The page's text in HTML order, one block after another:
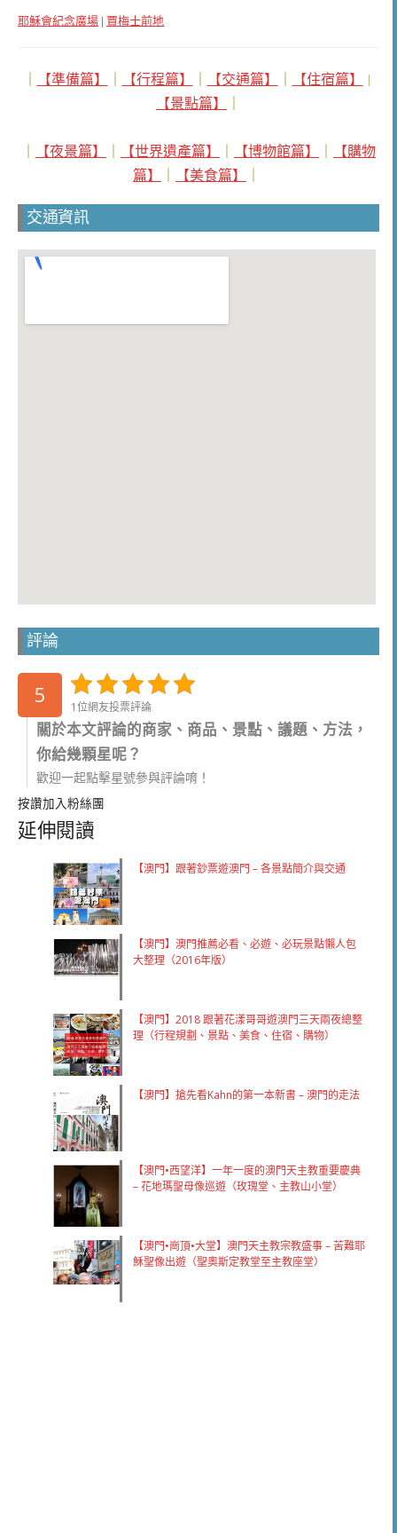
耶穌會紀念廣場 | 賈梅士前地
【準備篇】 【行程篇】 【交通篇】 【住宿篇】
【景點篇】
【夜景篇】 【世界遺產篇】 【博物館篇】
【購物
篇】
【美食篇】
交通資訊
評論
5 1位網友投票評論
關於本文評論的商家、商品、景點、議題、方法，
你給幾顆星呢？
歡迎一起點擊星號參與評論唷！
按讚加入粉絲團
延伸閱讀
【澳門】跟著鈔票遊澳門 – 各景點簡介與交通
【澳門】澳門推薦必看、必遊、必玩景點懶人包
大整理（2016年版）
【澳門】2018 跟著花漾哥哥遊澳門三天兩夜總整
理（行程規劃、景點、美食、住宿、購物）
【澳門】搶先看Kahn的第一本新書 – 澳門的走法
【澳門•西望洋】一年一度的澳門天主教重要慶典
– 花地瑪聖母像巡遊（玫瑰堂、主教山小堂）
【澳門•崗頂•大堂】澳門天主教宗教盛事 – 苦難耶
穌聖像出遊（聖奧斯定教堂至主教座堂）